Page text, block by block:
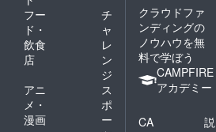
フー
ド・
飲食
店
チ
ャ
レ
ン
ジ
アニ
メ・
漫画
ス
ポ
ー
クラウドファ
ンディングの
ノウハウを無
料で学ぼう
CAMPFIRE
アカデミー
CA
説